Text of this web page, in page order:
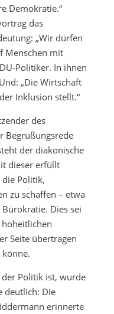
Demokratie.“
das
„Wir dürfen
Menschen mit
Politiker. In ihnen
„Die Wirtschaft
Inklusion stellt.“
des
Begrüßungsrede
der diakonische
dieser erfüllt
Politik,
zu schaffen – etwa
Dies sei
Seite übertragen
Politik ist, wurde
deutlich: Die
erinnerte